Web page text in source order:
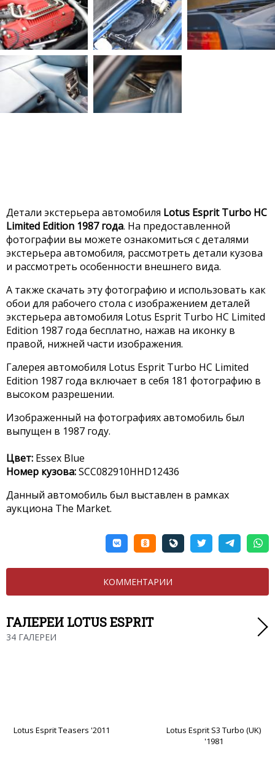
Детали экстерьера автомобиля Lotus Esprit Turbo HC
Limited Edition 1987 года. На предоставленной
фотографии вы можете ознакомиться с деталями
экстерьера автомобиля, рассмотреть детали кузова
и рассмотреть особенности внешнего вида.
А также скачать эту фотографию и использовать как
обои для рабочего стола с изображением деталей
экстерьера автомобиля Lotus Esprit Turbo HC Limited
Edition 1987 года бесплатно, нажав на иконку в
правой, нижней части изображения.
Галерея автомобиля Lotus Esprit Turbo HC Limited
Edition 1987 года включает в себя 181 фотографию в
высоком разрешении.
Изображенный на фотографиях автомобиль был
выпущен в 1987 году.
Цвет: Essex Blue
Номер кузова:SCC082910HHD12436
Данный автомобиль был выставлен в рамках
аукциона The Market.
КОММЕНТАРИИ
ГАЛЕРЕИ LOTUS ESPRIT
34 ГАЛЕРЕИ
Lotus Esprit Teasers '2011
Lotus Esprit S3 Turbo (UK)
'1981